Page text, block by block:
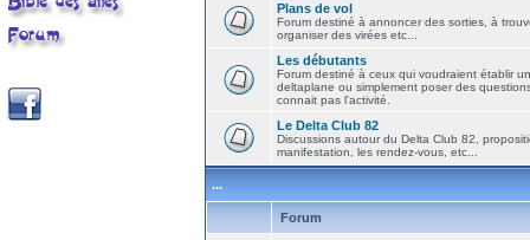
Plans de vol
Forum destiné à annoncer des sorties, à
organiser des virées etc...
Les débutants
Forum destiné à ceux qui voudraient établir
deltaplane ou simplement poser des
connait pas l'activité.
Le Delta Club 82
Discussions autour du Delta Club 82,
manifestation, les rendez-vous, etc...
...
Forum